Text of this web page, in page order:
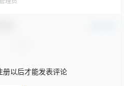
册以后才能发表评论